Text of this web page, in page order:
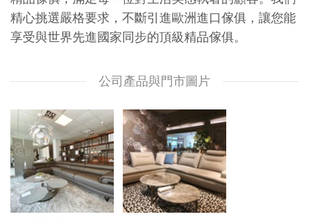
精心挑選嚴格要求，不斷引進歐洲進口傢俱，讓您能
享受與世界先進國家同步的頂級精品傢俱。
公司產品與門市圖片